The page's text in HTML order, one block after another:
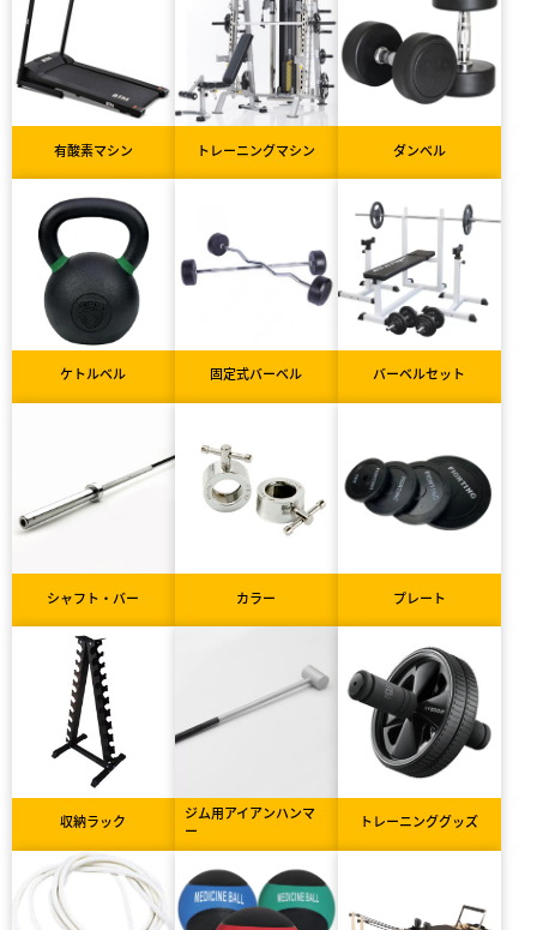
有酸素マシン トレーニングマシン ダンベル
ケトルベル 固定式バーベル バーベルセット
シャフト・バー カラー プレート
収納ラック
ジム用アイアンハンマ
ー
トレーニンググッズ